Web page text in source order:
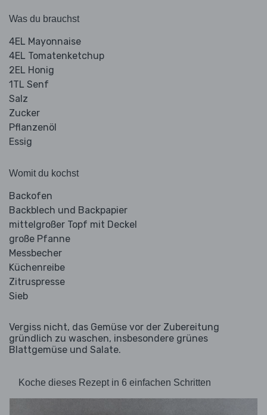
Was du brauchst
4EL Mayonnaise
4EL Tomatenketchup
2EL Honig
1TL Senf
Salz
Zucker
Pflanzenöl
Essig
Womit du kochst
Backofen
Backblech und Backpapier
mittelgroßer Topf mit Deckel
große Pfanne
Messbecher
Küchenreibe
Zitruspresse
Sieb
Vergiss nicht, das Gemüse vor der Zubereitung
gründlich zu waschen, insbesondere grünes
Blattgemüse und Salate.
Koche dieses Rezept in 6 einfachen Schritten